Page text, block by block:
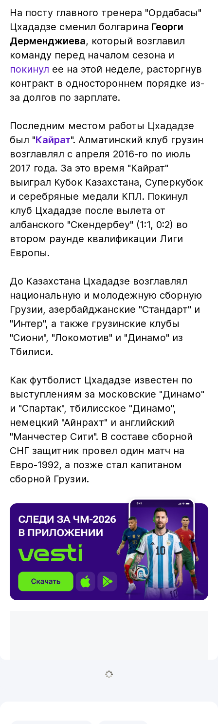
На посту главного тренера "Ордабасы"
Цхададзе сменил болгарина Георги
Дерменджиева, который возглавил
команду перед началом сезона и
покинул ее на этой неделе, расторгнув
контракт в одностороннем порядке из-
за долгов по зарплате.
Последним местом работы Цхададзе
был "Кайрат". Алматинский клуб грузин
возглавлял с апреля 2016-го по июль
2017 года. За это время "Кайрат"
выиграл Кубок Казахстана, Суперкубок
и серебряные медали КПЛ. Покинул
клуб Цхададзе после вылета от
албанского "Скендербеу" (1:1, 0:2) во
втором раунде квалификации Лиги
Европы.
До Казахстана Цхададзе возглавлял
национальную и молодежную сборную
Грузии, азербайджанские "Стандарт" и
"Интер", а также грузинские клубы
"Сиони", "Локомотив" и "Динамо" из
Тбилиси.
Как футболист Цхададзе известен по
выступлениям за московские "Динамо"
и "Спартак", тбилисское "Динамо",
немецкий "Айнрахт" и английский
"Манчестер Сити". В составе сборной
СНГ защитник провел один матч на
Евро-1992, а позже стал капитаном
сборной Грузии.